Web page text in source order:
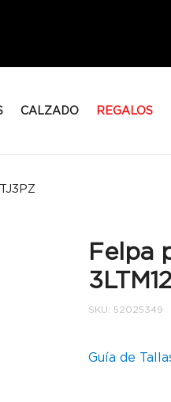
CALZADO REGALOS
Felpa
SKU: 52025349
Guía de